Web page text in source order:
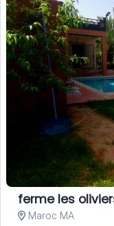
ferme les
Maroc MA